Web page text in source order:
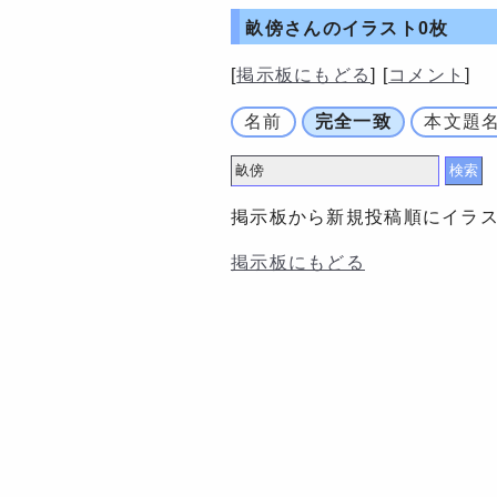
畝傍さんのイラスト0枚
[掲示板にもどる] [コメント]
名前 完全一致 本文題名
掲示板から新規投稿順にイラ
掲示板にもどる